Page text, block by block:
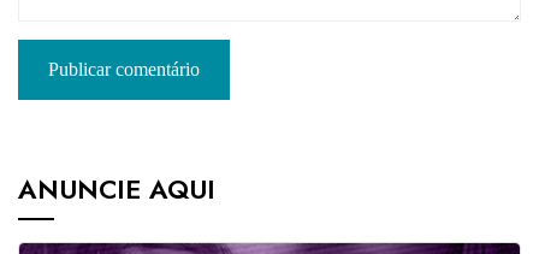
ANUNCIE AQUI